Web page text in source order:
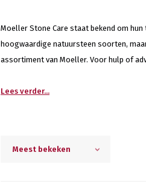
Moeller Stone Care staat bekend om
hoogwaardige natuursteen soorten,
assortiment van Moeller. Voor hulp of
Lees verder...
Meest bekeken